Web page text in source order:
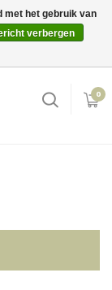
Inloggen
0
met het gebruik van
verbergen